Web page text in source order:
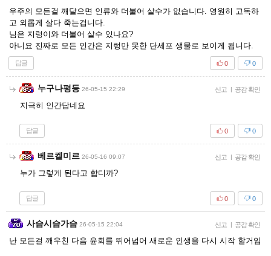
우주의 모든걸 깨달으면 인류와 더불어 살수가 없습니다. 영원히 고독하
고 외롭게 살다 죽는겁니다.
님은 지렁이와 더불어 살수 있나요?
아니요 진짜로 모든 인간은 지렁만 못한 단세포 생물로 보이게 됩니다.
답글 0
0
누구나평등 26-05-15 22:29 신고 | 공감 확인
지극히 인간답네요
답글 0
0
베르켈미르 26-05-16 09:07 신고 | 공감 확인
누가 그렇게 된다고 합디까?
답글 0
0
사슴시슴가슴 26-05-15 22:04 신고 | 공감 확인
난 모든걸 깨우친 다음 윤회를 뛰어넘어 새로운 인생을 다시 시작 할거임